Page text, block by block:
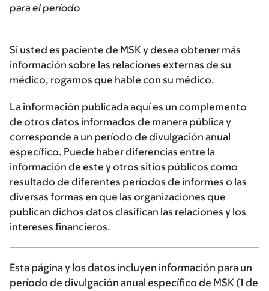
para el período
Si usted es paciente de MSK y desea obtener más
información sobre las relaciones externas de su
médico, rogamos que hable con su médico.
La información publicada aquí es un complemento
de otros datos informados de manera pública y
corresponde a un período de divulgación anual
específico. Puede haber diferencias entre la
información de este y otros sitios públicos como
resultado de diferentes períodos de informes o las
diversas formas en que las organizaciones que
publican dichos datos clasifican las relaciones y los
intereses financieros.
Esta página y los datos incluyen información para un
período de divulgación anual específico de MSK (1 de